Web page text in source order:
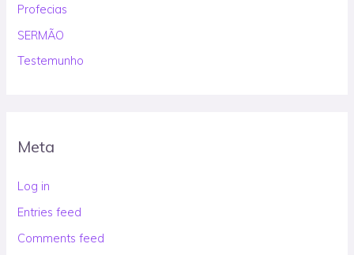
Profecias
SERMÃO
Testemunho
Meta
Log in
Entries feed
Comments feed